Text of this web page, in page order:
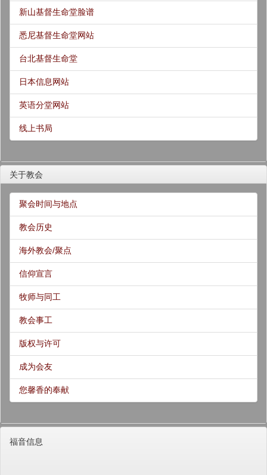
新山基督生命堂脸谱
悉尼基督生命堂网站
台北基督生命堂
日本信息网站
英语分堂网站
线上书局
关于教会
聚会时间与地点
教会历史
海外教会/聚点
信仰宣言
牧师与同工
教会事工
版权与许可
成为会友
您馨香的奉献
福音信息